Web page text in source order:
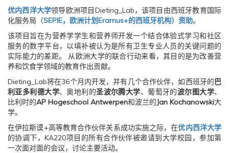
到
F
a
c
e
b
o
o
k
（
在
新
窗
口
中
打
到
T
w
i
t
t
e
r
（
在
新
窗
口
中
打
开
到
W
h
a
t
s
A
p
（
在
新
窗
口
中
打
优内西洋大学领导欧洲项目Dieting_Lab，该项目由西班牙教育国际
化服务局（SEPIE，欧洲计划Eramus+的西班牙机构）资助。
该项目旨在为营养学学生和营养师开发一个结合体验式学习和社区
服务的数字平台，以填补被认为是所有卫生专业人员的关键问题的
实际能力的差距。 从欧洲大学的联合行动来看，其目的是为改善营
养和饮食学领域的教育作出贡献。
Dieting_Lab将在36个月内开发，并有几个合作伙伴，如西班牙的巴
利亚多利德大学、奥地利的圣波尔腾大学、葡萄牙的波尔图大学、
比利时的AP Hogeschool Antwerpen和波兰的Jan Kochanowski大
学。
在伊拉斯谟+高等教育合作伙伴关系成功实施之际，在优内西洋大学
的协调下，KA220项目的所有合作伙伴被邀请到大学校园，参加第
一次面对面的会议，讨论主要活动。